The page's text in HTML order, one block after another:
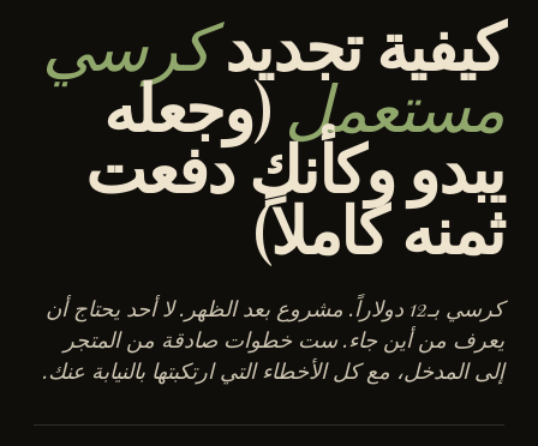
كيفية تجديدكرسي
مستعمل(وجعله
يبدو وكأنك دفعت
ثمنه كاملاً)
كرسي بـ12 دولاراً. مشروع بعد الظهر. لا أحد يحتاج أن
يعرف من أين جاء. ست خطوات صادقة من المتجر
إلى المدخل، مع كل الأخطاء التي ارتكبتها بالنيابة عنك.